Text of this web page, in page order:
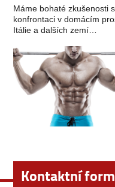
Máme bohaté zkušenosti
konfrontaci v domácím
Itálie a dalších zemí…
Kontaktní